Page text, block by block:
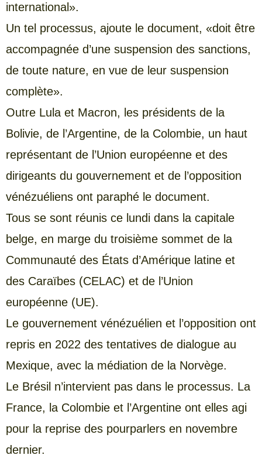
international».
Un tel processus, ajoute le document, «doit être
accompagnée d’une suspension des sanctions,
de toute nature, en vue de leur suspension
complète».
Outre Lula et Macron, les présidents de la
Bolivie, de l’Argentine, de la Colombie, un haut
représentant de l’Union européenne et des
dirigeants du gouvernement et de l’opposition
vénézuéliens ont paraphé le document.
Tous se sont réunis ce lundi dans la capitale
belge, en marge du troisième sommet de la
Communauté des États d’Amérique latine et
des Caraïbes (CELAC) et de l’Union
européenne (UE).
Le gouvernement vénézuélien et l’opposition ont
repris en 2022 des tentatives de dialogue au
Mexique, avec la médiation de la Norvège.
Le Brésil n’intervient pas dans le processus. La
France, la Colombie et l’Argentine ont elles agi
pour la reprise des pourparlers en novembre
dernier.